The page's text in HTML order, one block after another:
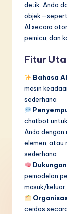
detik. Anda
AI secara
pemicu, dan
Fitur
Bahasa
mesin
sederhana
chatbot
Anda dengan
elemen, atau
sederhana
pemodelan
masuk/
cerdas